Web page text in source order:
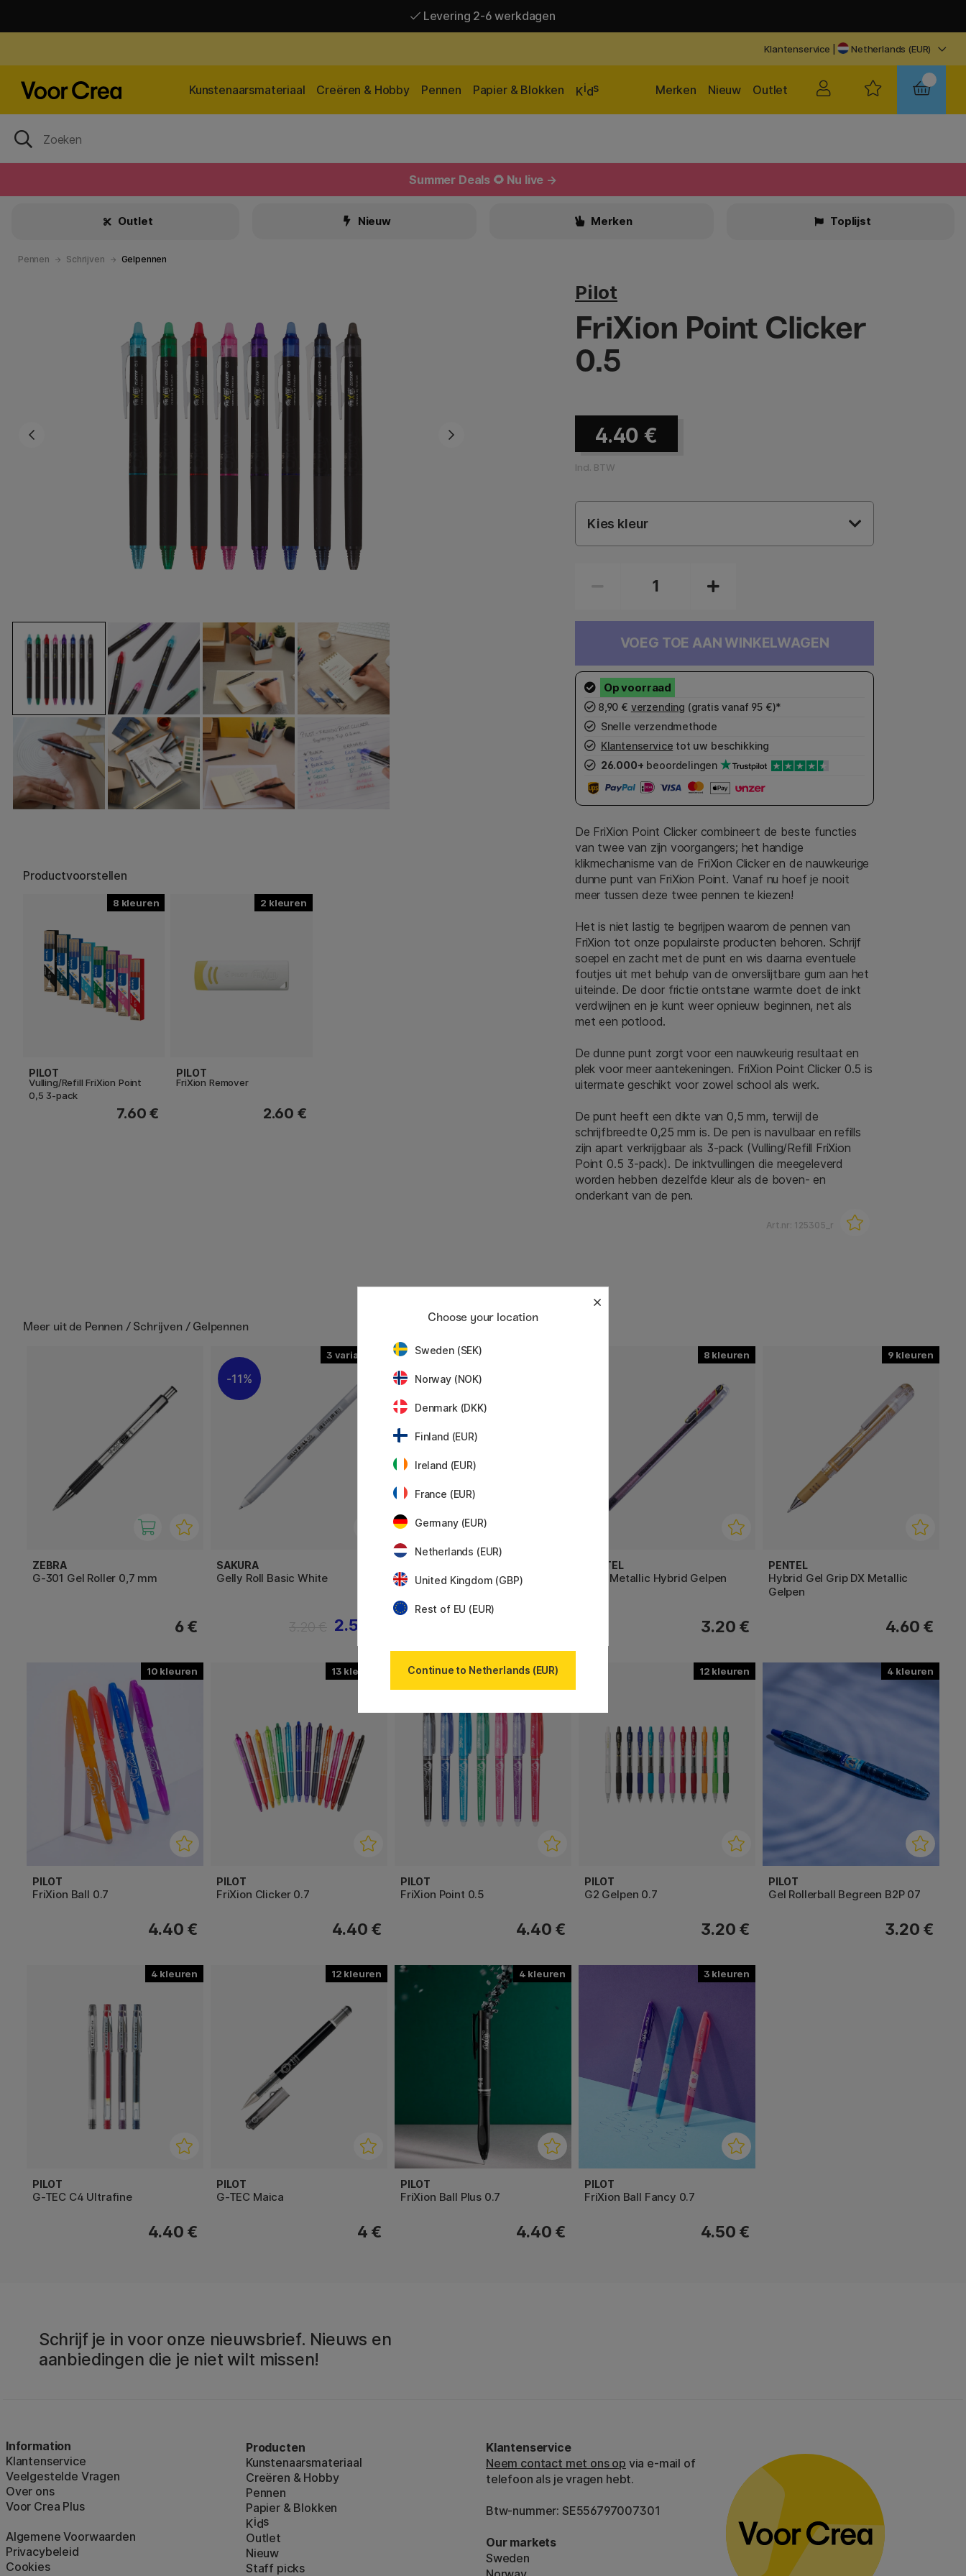
Levering 2-6 werkdagen
Klantenservice | Netherlands (EUR)
Kunstenaarsmateriaal Creëren & Hobby Pennen Papier & Blokken Kids Outlet
Nieuw
Merken
Summer Deals 🌻 Nu live →
Outlet Nieuw Merken Toplijst
Pennen Schrijven Gelpennen
Productvoorstellen
8
PILOT
Vulling/Refill FriXion Point
0,5 3-pack
7.60 €
2
PILOT
FriXion Remover
2.60 €
Pilot
FriXion Point Clicker
0.5
4.40 €
Incl. BTW
Kies kleur
VOEG TOE AAN WINKELWAGEN
8,90 € verzending (gratis vanaf 95 €)*
Snelle verzendmethode
Klantenservice tot uw beschikking
26.000+ beoordelingen
De FriXion Point Clicker combineert de beste functies
van twee van zijn voorgangers; het handige
klikmechanisme van de FriXion Clicker en de nauwkeurige
dunne punt van FriXion Point. Vanaf nu hoef je nooit
meer tussen deze twee pennen te kiezen!
Het is niet lastig te begrijpen waarom de pennen van
FriXion tot onze populairste producten behoren. Schrijf
soepel en zacht met de punt en wis daarna eventuele
foutjes uit met behulp van de onverslijtbare gum aan het
uiteinde. De door frictie ontstane warmte doet de inkt
verdwijnen en je kunt weer opnieuw beginnen, net als
met een potlood.
De dunne punt zorgt voor een nauwkeurig resultaat en
plek voor meer aantekeningen. FriXion Point Clicker 0.5 is
uitermate geschikt voor zowel school als werk.
De punt heeft een dikte van 0,5 mm, terwijl de
schrijfbreedte 0,25 mm is. De pen is navulbaar en refills
zijn apart verkrijgbaar als 3-pack (Vulling/Refill FriXion
Point 0.5 3-pack). De inktvullingen die meegeleverd
worden hebben dezelfde kleur als de boven- en
onderkant van de pen.
Art.nr: 125305_r
Meer uit de Pennen / Schrijven / Gelpennen
ZEBRA
G-301 Gel Roller 0,7 mm
6 €
3
11%
SAKURA
Gelly Roll Basic White
2.56 €
11%
EnerGel BL77 Rollerball 07
8
PENTEL
Dual Metallic Hybrid Gelpen
3.20 €
9
PENTEL
Hybrid Gel Grip DX Metallic
Gelpen
4.60 €
10
PILOT
FriXion Ball 0.7
4.40 €
13
PILOT
FriXion Clicker 0.7
4.40 €
7
PILOT
FriXion Point 0.5
4.40 €
12
PILOT
G2 Gelpen 0.7
3.20 €
4
PILOT
Gel Rollerball Begreen B2P 07
3.20 €
4
PILOT
G-TEC C4 Ultrafine
4.40 €
12
PILOT
G-TEC Maica
4 €
4
PILOT
FriXion Ball Plus 0.7
4.40 €
3
PILOT
FriXion Ball Fancy 0.7
4.50 €
Schrijf je in voor onze nieuwsbrief. Nieuws en
aanbiedingen die je niet wilt missen!
Information
Klantenservice
Veelgestelde Vragen
Over ons
Voor Crea Plus
Algemene Voorwaarden
Privacybeleid
Cookies
Producten
Kunstenaarsmateriaal
Creëren & Hobby
Pennen
Papier & Blokken
Kids
Outlet
Nieuw
Staff picks
Klantenservice
Neem contact met ons op via e-mail of
telefoon als je vragen hebt.
Btw-nummer: SE556797007301
Our markets
Sweden
Choose your location
Sweden (SEK)
Norway (NOK)
Denmark (DKK)
Finland (EUR)
Ireland (EUR)
France (EUR)
Germany (EUR)
Netherlands (EUR)
United Kingdom (GBP)
Rest of EU (EUR)
Continue to Netherlands (EUR)